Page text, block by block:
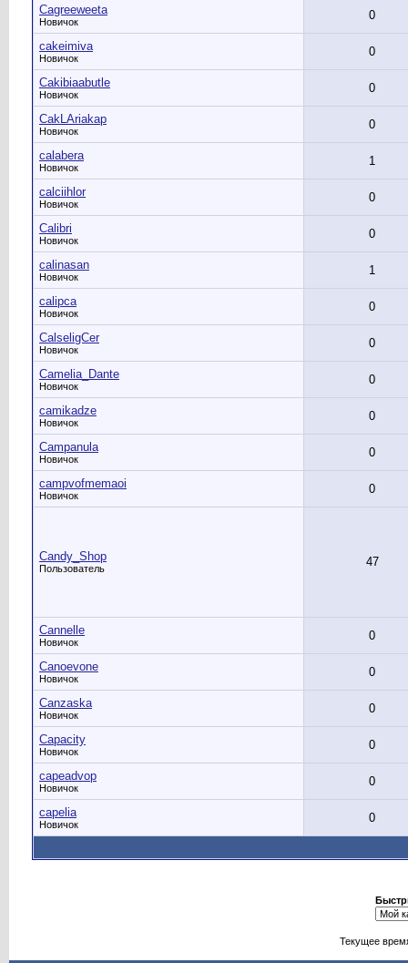
Cagreeweeta
Новичок 0
cakeimiva
Новичок 0
Cakibiaabutle
Новичок 0
CakLAriakap
Новичок 0
calabera
Новичок 1
calciihlor
Новичок 0
Calibri
Новичок 0
calinasan
Новичок 1
calipca
Новичок 0
CalseligCer
Новичок 0
Camelia_Dante
Новичок 0
camikadze
Новичок 0
Campanula
Новичок 0
campvofmemaoi
Новичок 0
Candy_Shop
Пользователь 47
Cannelle
Новичок 0
Canoevone
Новичок 0
Canzaska
Новичок 0
Capacity
Новичок 0
capeadvop
Новичок 0
capelia
Новичок 0
Текущее